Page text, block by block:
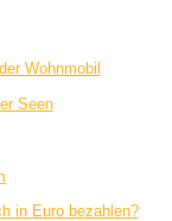
Wohnmobil
Seen
in Euro bezahlen?